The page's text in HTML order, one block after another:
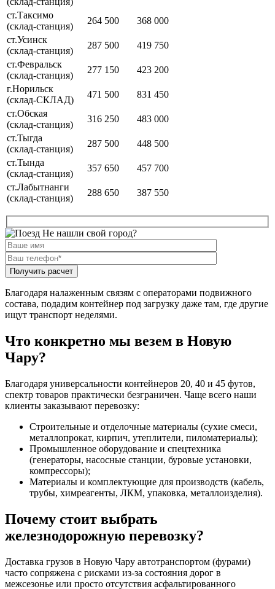
ст.Таксимо
(склад-станция)
264 500
368 000
ст.Усинск
(склад-станция)
287 500
419 750
ст.Февральск
(склад-станция)
277 150
423 200
г.Норильск
(склад-СКЛАД)
471 500
831 450
ст.Обская
(склад-станция)
316 250
483 000
ст.Тыгда
(склад-станция)
287 500
448 500
ст.Тында
(склад-станция)
357 650
457 700
ст.Лабытнанги
(склад-станция)
288 650 387 550
Не нашли свой город?
Благодаря налаженным связям с операторами подвижного
состава, подадим контейнер под загрузку даже там, где другие
ищут транспорт неделями.
Что конкретно мы везем в Новую
Чару?
Благодаря универсальности контейнеров 20, 40 и 45 футов,
спектр товаров практически безграничен. Чаще всего наши
клиенты заказывают перевозку:
Строительные и отделочные материалы (сухие смеси,
металлопрокат, кирпич, утеплители, пиломатериалы);
Промышленное оборудование и спецтехника
(генераторы, насосные станции, буровые установки,
компрессоры);
Материалы и комплектующие для производств (кабель,
трубы, химреагенты, ЛКМ, упаковка, металлоизделия).
Почему стоит выбрать
железнодорожную перевозку?
Доставка грузов в Новую Чару автотранспортом (фурами)
часто сопряжена с рисками из-за состояния дорог в
межсезонье или просто отсутствия асфальтированного